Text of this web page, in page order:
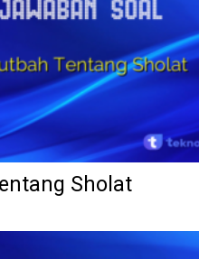
Sholat